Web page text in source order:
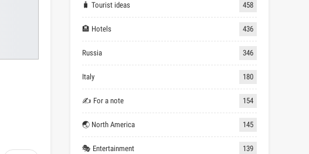
🧳 Tourist ideas 458
🏨 Hotels 436
Russia 346
Italy 180
✍ For a note 154
🌏 North America 145
🎭 Entertainment 139